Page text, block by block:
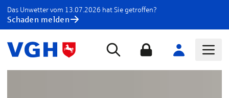
Das Unwetter vom 13.07.2026 hat Sie getroffen?
Schaden melden